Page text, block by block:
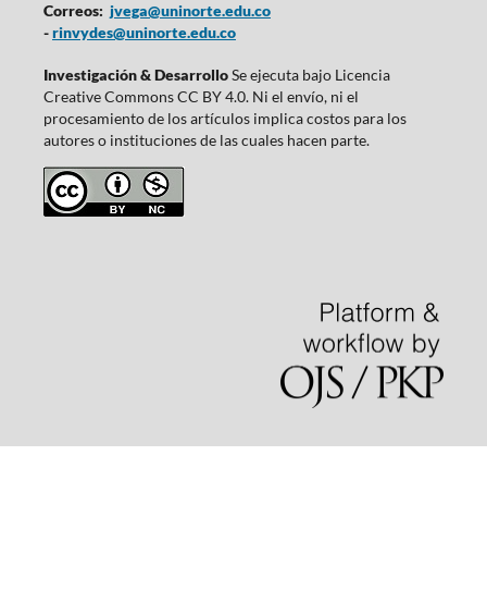
Correos: jvega@uninorte.edu.co
-rinvydes@uninorte.edu.co
Investigación & DesarrolloSe ejecuta bajo Licencia
Creative Commons CC BY 4.0. Ni el envío, ni el
procesamiento de los artículos implica costos para los
autores o instituciones de las cuales hacen parte.